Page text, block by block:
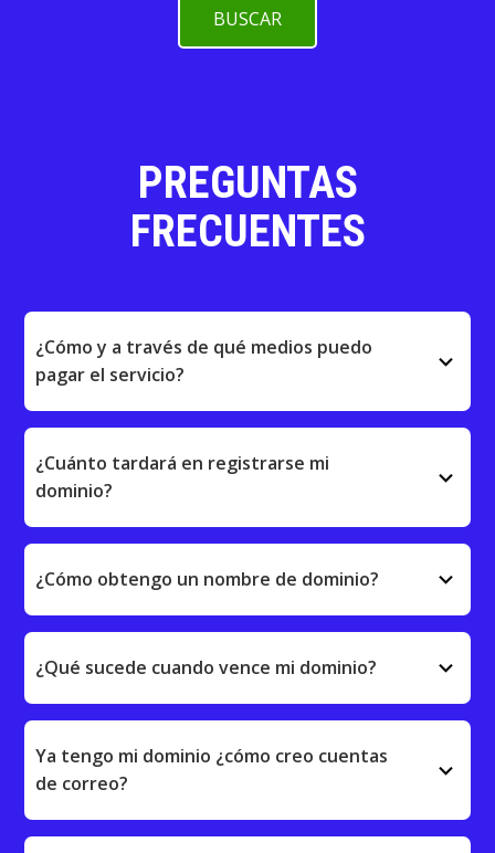
BUSCAR
PREGUNTAS
FRECUENTES
¿Cómo y a través de qué medios puedo
pagar el servicio?
keyboard_arrow_down
¿Cuánto tardará en registrarse mi
dominio?
keyboard_arrow_down
¿Cómo obtengo un nombre de dominio? keyboard_arrow_down
¿Qué sucede cuando vence mi dominio? keyboard_arrow_down
Ya tengo mi dominio ¿cómo creo cuentas
de correo?
keyboard_arrow_down